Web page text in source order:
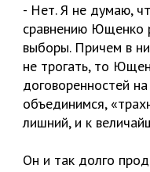
- Нет. Я не думаю,
сравнению Ющенко
выборы. Причем в
не трогать, то
договоренностей
объединимся,
лишний, и к
Он и так долго